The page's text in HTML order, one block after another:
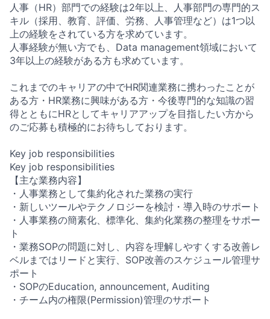
人事（HR）部門での経験は2年以上、人事部門の専門的ス
キル（採用、教育、評価、労務、人事管理など）は1つ以
上の経験をされている方を求めています。
人事経験が無い方でも、Data management領域において
3年以上の経験がある方も求めています。
これまでのキャリアの中でHR関連業務に携わったことが
ある方・HR業務に興味がある方・今後専門的な知識の習
得とともにHRとしてキャリアアップを目指したい方から
のご応募も積極的にお待ちしております。
Key job responsibilities
Key job responsibilities
【主な業務内容】
・人事業務として集約化された業務の実行
・新しいツールやテクノロジーを検討・導入時のサポート
・人事業務の簡素化、標準化、集約化業務の整理をサポー
ト
・業務SOPの問題に対し、内容を理解しやすくする改善レ
ベルまではリードと実行、SOP改善のスケジュール管理サ
ポート
・SOPのEducation, announcement, Auditing
・チーム内の権限(Permission)管理のサポート